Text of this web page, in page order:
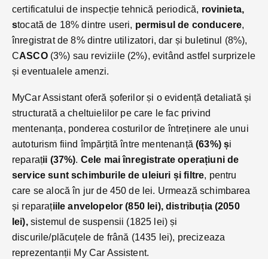
certificatului de inspecție tehnică periodică, rovinieta,
stocată de 18% dintre useri, permisul de conducere,
înregistrat de 8% dintre utilizatori, dar și buletinul (8%),
CASCO(3%) sau reviziile (2%), evitând astfel surprizele
și eventualele amenzi.
MyCar Assistant oferă șoferilor și o evidență detaliată și
structurată a cheltuielilor pe care le fac privind
mentenanța, ponderea costurilor de întreținere ale unui
autoturism fiind împărțită între mentenanță (63%) și
reparații (37%). Cele mai înregistrate operațiuni de
service sunt schimburile de uleiuri și filtre, pentru
care se alocă în jur de 450 de lei. Urmează schimbarea
și reparațiile anvelopelor (850 lei), distribuția (2050
lei),sistemul de suspensii (1825 lei) și
discurile/plăcuțele de frână (1435 lei), precizeaza
reprezentanții My Car Assistent.